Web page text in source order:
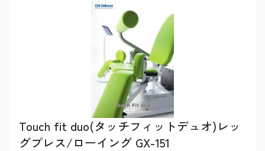
Touch fit duo(タッチフィットデュオ)レッ
グプレス/ローイング GX-151